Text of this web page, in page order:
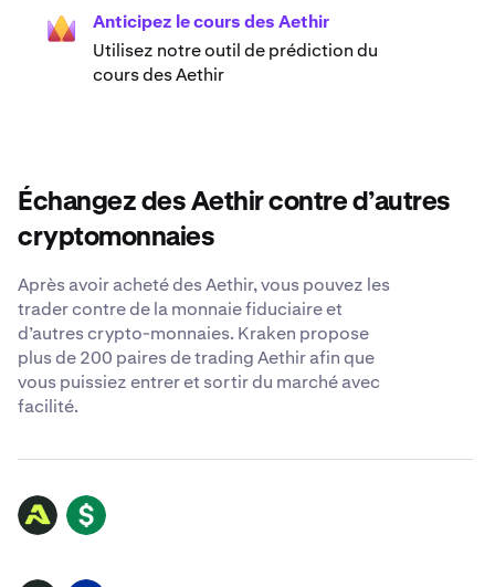
Anticipez le cours des Aethir
Utilisez notre outil de prédiction du
cours des Aethir
Échangez des Aethir contre d’autres
cryptomonnaies
Après avoir acheté des Aethir, vous pouvez les
trader contre de la monnaie fiduciaire et
d’autres crypto-monnaies. Kraken propose
plus de 200 paires de trading Aethir afin que
vous puissiez entrer et sortir du marché avec
facilité.
ATH USD